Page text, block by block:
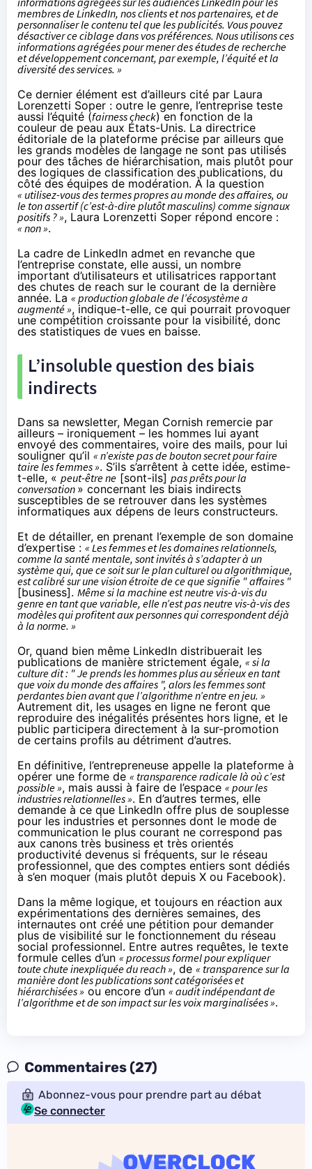
membres de LinkedIn, nos clients et nos partenaires, et de
personnaliser le contenu tel que les publicités. Vous pouvez
désactiver ce ciblage dans vos préférences. Nous utilisons ces
informations agrégées pour mener des études de recherche
et développement concernant, par exemple, l’équité et la
diversité des services. »
Ce dernier élément est d’ailleurs cité par Laura
Lorenzetti Soper : outre le genre, l’entreprise teste
aussi l’équité (fairness check) en fonction de la
couleur de peau aux États-Unis. La directrice
éditoriale de la plateforme précise par ailleurs que
les grands modèles de langage ne sont pas utilisés
pour des tâches de hiérarchisation, mais plutôt pour
des logiques de classification des publications, du
côté des équipes de modération. À la question
« utilisez-vous des termes propres au monde des affaires, ou
le ton assertif (c’est-à-dire plutôt masculins) comme signaux
positifs ? », Laura Lorenzetti Soper répond encore :
« non ».
La cadre de LinkedIn admet en revanche que
l’entreprise constate, elle aussi, un nombre
important d’utilisateurs et utilisatrices rapportant
des chutes de reach sur le courant de la dernière
année. La « production globale de l’écosystème a
augmenté », indique-t-elle, ce qui pourrait provoquer
une compétition croissante pour la visibilité, donc
des statistiques de vues en baisse.
L’insoluble question des biais
indirects
Dans sa newsletter, Megan Cornish remercie par
ailleurs – ironiquement – les hommes lui ayant
envoyé des commentaires, voire des mails, pour lui
souligner qu’il « n’existe pas de bouton secret pour faire
taire les femmes ». S’ils s’arrêtent à cette idée, estime-
t-elle, « peut-être ne [sont-ils] pas prêts pour la
conversation » concernant les biais indirects
susceptibles de se retrouver dans les systèmes
informatiques aux dépens de leurs constructeurs.
Et de détailler, en prenant l’exemple de son domaine
d’expertise : « Les femmes et les domaines relationnels,
comme la santé mentale, sont invités à s’adapter à un
système qui, que ce soit sur le plan culturel ou algorithmique,
est calibré sur une vision étroite de ce que signifie " affaires "
[business]. Même si la machine est neutre vis-à-vis du
genre en tant que variable, elle n’est pas neutre vis-à-vis des
modèles qui profitent aux personnes qui correspondent déjà
à la norme. »
Or, quand bien même LinkedIn distribuerait les
publications de manière strictement égale, « si la
culture dit : " Je prends les hommes plus au sérieux en tant
que voix du monde des affaires ", alors les femmes sont
perdantes bien avant que l’algorithme n’entre en jeu. »
Autrement dit, les usages en ligne ne feront que
reproduire des inégalités présentes hors ligne, et le
public participera directement à la sur-promotion
de certains profils au détriment d’autres.
En définitive, l’entrepreneuse appelle la plateforme à
opérer une forme de « transparence radicale là où c’est
possible », mais aussi à faire de l’espace « pour les
industries relationnelles ». En d’autres termes, elle
demande à ce que LinkedIn offre plus de souplesse
pour les industries et personnes dont le mode de
communication le plus courant ne correspond pas
aux canons très business et très orientés
productivité devenus si fréquents, sur le réseau
professionnel, que des comptes entiers sont dédiés
à s’en moquer (mais plutôt depuis X ou Facebook).
Dans la même logique, et toujours en réaction aux
expérimentations des dernières semaines, des
internautes ont créé une pétition pour demander
plus de visibilité sur le fonctionnement du réseau
social professionnel. Entre autres requêtes, le texte
formule celles d’un « processus formel pour expliquer
toute chute inexpliquée du reach », de « transparence sur la
manière dont les publications sont catégorisées et
hiérarchisées » ou encore d’un « audit indépendant de
l’algorithme et de son impact sur les voix marginalisées ».
Commentaires (27)
Abonnez-vous pour prendre part au débat
Se connecter